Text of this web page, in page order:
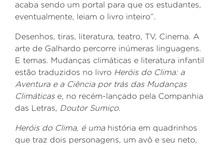
acaba sendo um portal para que os estudantes,
eventualmente, leiam o livro inteiro”.
Desenhos, tiras, literatura, teatro, TV, Cinema. A
arte de Galhardo percorre inúmeras linguagens.
E temas. Mudanças climáticas e literatura infantil
estão traduzidos no livro Heróis do Clima: a
Aventura e a Ciência por trás das Mudanças
Climáticase, no recém-lançado pela Companhia
das Letras, Doutor Sumiço.
Heróis do Clima, é umahistória em quadrinhos
que traz dois personagens, um avô e seu neto,